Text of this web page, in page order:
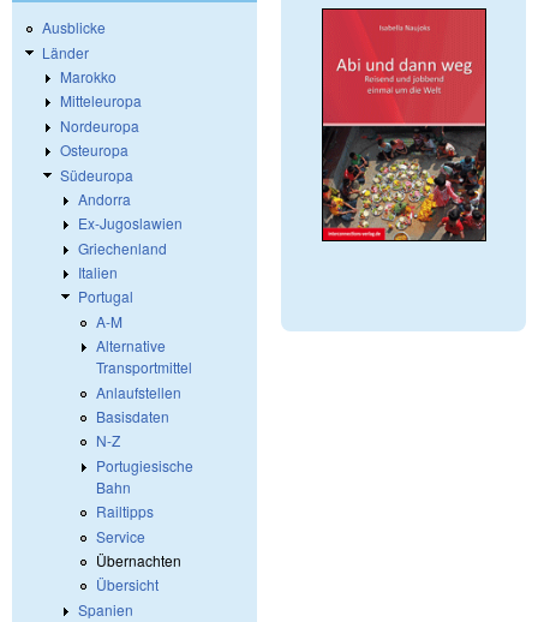
Ausblicke
Länder
Marokko
Mitteleuropa
Nordeuropa
Osteuropa
Südeuropa
Andorra
Ex-Jugoslawien
Griechenland
Italien
Portugal
A-M
Alternative
Transportmittel
Anlaufstellen
Basisdaten
N-Z
Portugiesische
Bahn
Railtipps
Service
Übernachten
Übersicht
Spanien